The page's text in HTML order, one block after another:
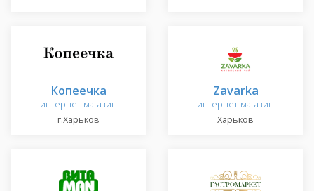
Копеечка
интернет-магазин
г.Харьков
Zavarka
интернет-магазин
Харьков